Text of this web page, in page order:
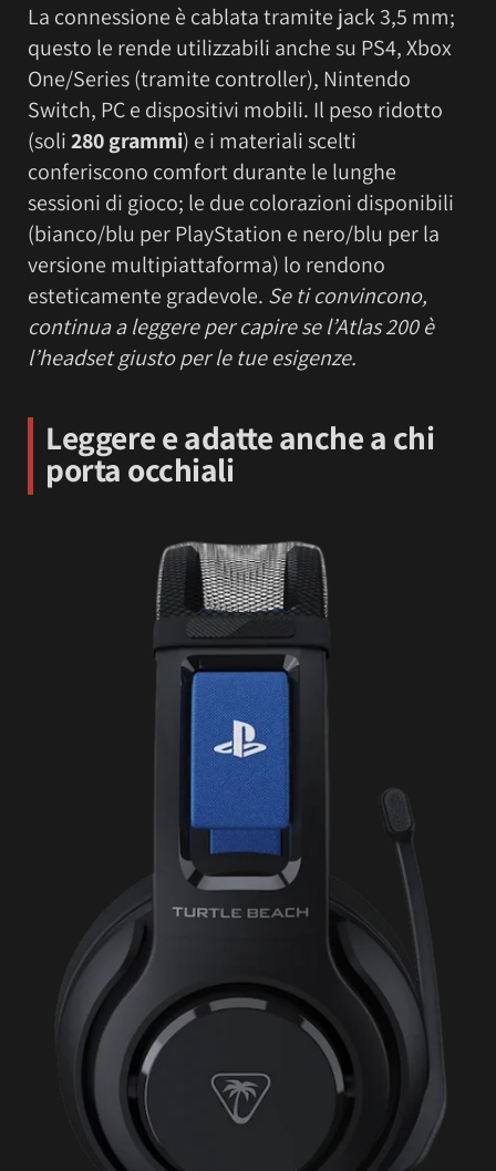
La connessione è cablata tramite jack 3,5 mm;
questo le rende utilizzabili anche su PS4, Xbox
One/Series (tramite controller), Nintendo
Switch, PC e dispositivi mobili. Il peso ridotto
(soli280 grammi) e i materiali scelti
conferiscono comfort durante le lunghe
sessioni di gioco; le due colorazioni disponibili
(bianco/blu per PlayStation e nero/blu per la
versione multipiattaforma) lo rendono
esteticamente gradevole. Se ti convincono,
continua a leggere per capire se l’Atlas 200 è
l’headset giusto per le tue esigenze.
Leggere e adatte anche a chi
porta occhiali